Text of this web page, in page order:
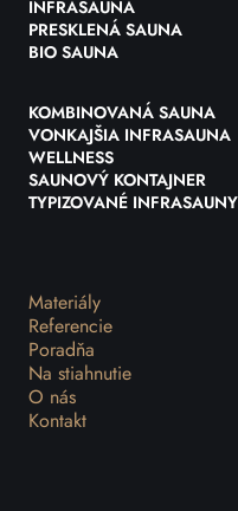
INFRASAUNA
PRESKLENÁ SAUNA
BIO SAUNA
KOMBINOVANÁ SAUNA
VONKAJŠIA INFRASAUNA
WELLNESS
SAUNOVÝ KONTAJNER
TYPIZOVANÉ INFRASAUNY
Materiály
Referencie
Poradňa
Na stiahnutie
O nás
Kontakt